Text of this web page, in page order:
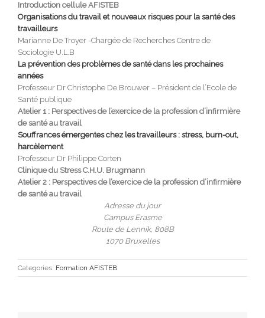
Introduction cellule AFISTEB
Organisations du travail et nouveaux risques pour la santé des
travailleurs
Marianne De Troyer -Chargée de Recherches Centre de
Sociologie U.L.B
La prévention des problèmes de santé dans les prochaines
années
Professeur Dr Christophe De Brouwer – Président de l’Ecole de
Santé publique
Atelier 1 : Perspectives de l’exercice de la profession d’infirmière
de santé au travail
Souffrances émergentes chez les travailleurs : stress, burn-out,
harcèlement
Professeur Dr Philippe Corten
Clinique du Stress C.H.U. Brugmann
Atelier 2 : Perspectives de l’exercice de la profession d’infirmière
de santé au travail
Adresse du jour
Campus Erasme
Route de Lennik, 808B
1070 Bruxelles
Categories: Formation AFISTEB